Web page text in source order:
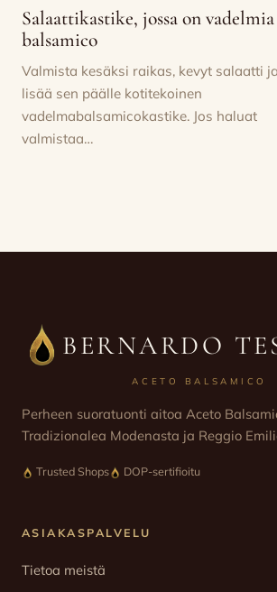
Salaattikastike, jossa on
balsamico
Valmista kesäksi raikas, kevyt salaatti ja
lisää sen päälle kotitekoinen
vadelmabalsamicokastike. Jos haluat
valmistaa…
BERNARDO
ACETO BALSAMICO
Perheen suoratuonti aitoa Aceto
Tradizionalea Modenasta ja Reggio
Trusted Shops DOP-sertifioitu
ASIAKASPALVELU
Tietoa meistä